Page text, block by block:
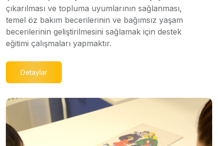
çıkarılması ve topluma uyumlarının sağlanması,
temel öz bakım becerilerinin ve bağımsız yaşam
becerilerinin geliştirilmesini sağlamak için destek
eğitimi çalışmaları yapmaktır.
Detaylar